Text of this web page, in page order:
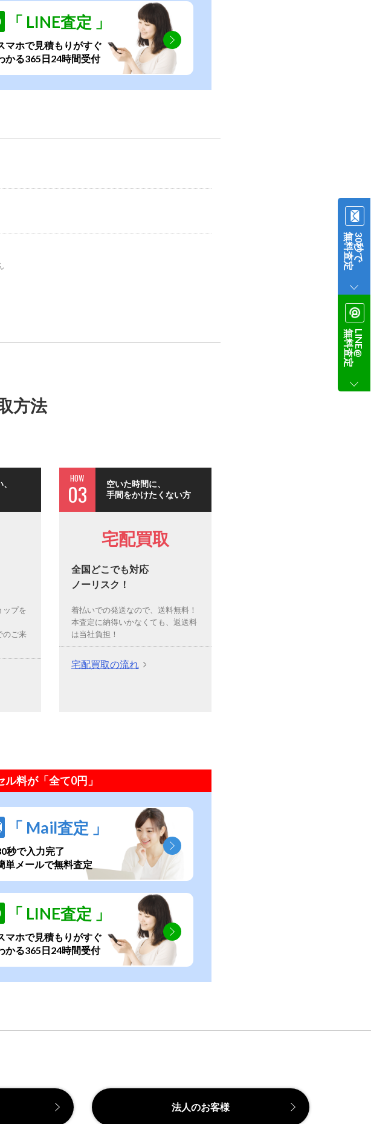
30秒で
無料査定
LINE@
無料査定
「 LINE査定 」
マホで見積もりがすぐ
かる365日24時間受付
方法
ップを
のご来
HOW
03
空いた時間に、
手間をかけたくない方
宅配買取
全国どこでも対応
ノーリスク！
着払いでの発送なので、送料無料！
本査定に納得いかなくても、返送料
は当社負担！
宅配買取の流れ
料が「全て0円」
「 Mail査定 」
秒で入力完了
単メールで無料査定
「 LINE査定 」
マホで見積もりがすぐ
かる365日24時間受付
法人のお客様